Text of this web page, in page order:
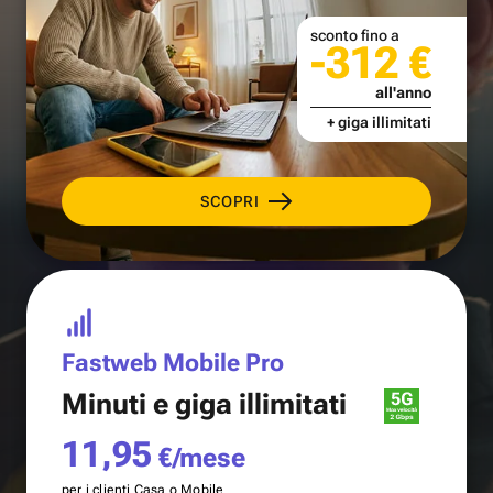
SCOPRI
sconto fino a
-312 €
all'anno
+ giga illimitati
Fastweb Mobile Pro
Minuti e giga illimitati
11,95 €/mese
per i clienti Casa o Mobile